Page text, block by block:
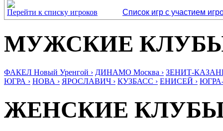
Перейти к списку игроков
Список игр с участием
МУЖСКИЕ
ФАКЕЛ Новый Уренгой › ДИНАМО Москва › ЗЕНИТ-
ЮГРА › НОВА › ЯРОСЛАВИЧ › КУЗБАСС › ЕНИСЕЙ ›
ЖЕНСКИЕ